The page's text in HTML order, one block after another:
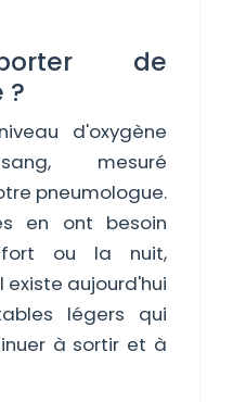
de
?
d'oxygène
mesuré
pneumologue.
en ont besoin
ou la nuit,
existe aujourd'hui
légers qui
à sortir et à